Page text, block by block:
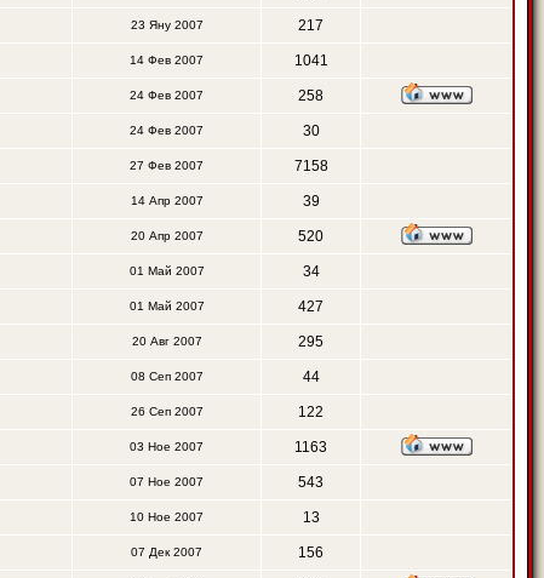
23 Яну 2007 217
14 Фев 2007 1041
24 Фев 2007 258
24 Фев 2007 30
27 Фев 2007 7158
14 Апр 2007 39
20 Апр 2007 520
01 Май 2007 34
01 Май 2007 427
20 Авг 2007 295
08 Сеп 2007 44
26 Сеп 2007 122
03 Ное 2007 1163
07 Ное 2007 543
10 Ное 2007 13
07 Дек 2007 156